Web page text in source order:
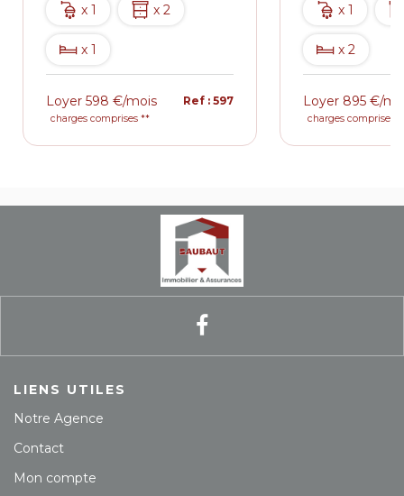
x 2
598 €/mois
comprises **
Ref : 597
x 3
Loyer 895 €/mois
charges comprises **
Ref :
LIENS UTILES
Notre Agence
Contact
Mon compte